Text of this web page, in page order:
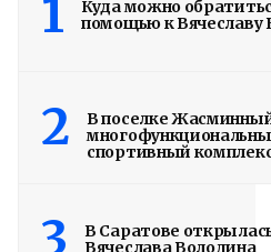
1
Куда можно
помощью к Вячеславу
2
В поселке
спортивный
3
В Саратове
Вячеслава Володина
здания
2 недели назад